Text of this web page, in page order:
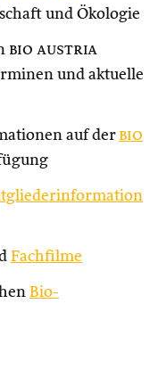
und Ökologie
bio austria
und aktuelle
auf der bio
Fachfilme
Bio-